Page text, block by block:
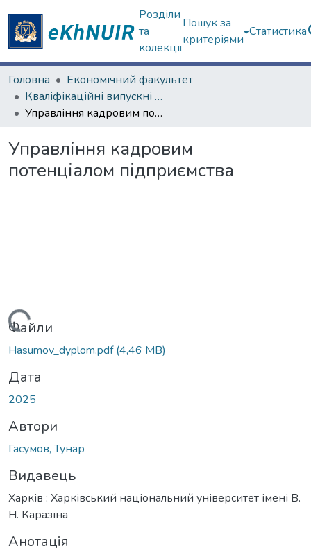
Розділи
та
колекції
Пошук за
критеріями
Статистика
Головна
Економічний факультет
Кваліфікаційні випускні роботи бакалаврів. Економічний факультет
Управління кадровим потенціалом підприємства
Управління кадровим
потенціалом підприємства
Файли
Hasumov_dyplom.pdf(4,46 MB)
Дата
2025
Автори
Гасумов, Тунар
Видавець
Харків : Харківський національний університет імені В.
Н. Каразіна
Анотація